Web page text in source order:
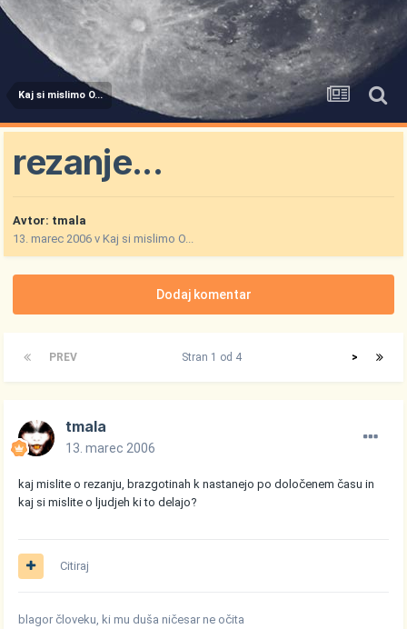
Kaj si mislimo O...
rezanje...
Avtor: tmala
13. marec 2006 vKaj si mislimo O...
Dodaj komentar
PREV >
Stran 1 od 4
tmala
13. marec 2006
kaj mislite o rezanju, brazgotinah k nastanejo po določenem času in
kaj si mislite o ljudjeh ki to delajo?
Citiraj
blagor človeku, ki mu duša ničesar ne očita